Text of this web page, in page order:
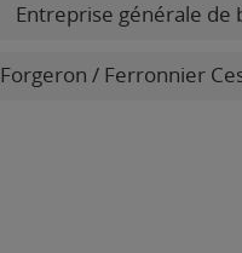
Entreprise générale de
Forgeron / Ferronnier